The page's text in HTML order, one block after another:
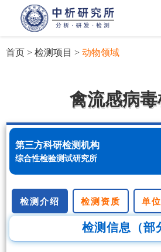
首页 > 检测项目 > 动物领域
禽流感病毒
第三方科研检测机构
综合性检验测试研究所
检测介绍 检测资质 单
检测信息（部